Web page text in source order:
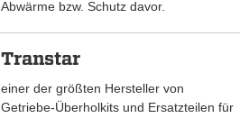
Abwärme bzw. Schutz davor.
Transtar
einer der größten Hersteller von
Getriebe-Überholkits und Ersatzteilen für